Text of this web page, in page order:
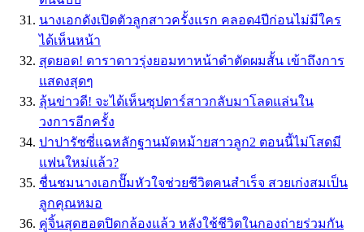
นางเอกดังเปิดตัวลูกสาวครั้งแรก คลอด4ปีก่อนไม่มีใคร
ได้เห็นหน้า
สุดยอด! ดาราดาวรุ่งยอมทาหน้าดำตัดผมสั้น เข้าถึงการ
แสดงสุดๆ
ลุ้นข่าวดี! จะได้เห็นซุปตาร์สาวกลับมาโลดแล่นใน
วงการอีกครั้ง
ปาปารัซซี่แฉหลักฐานมัดหม้ายสาวลูก2 ตอนนี้ไม่โสดมี
แฟนใหม่แล้ว?
ชื่นชมนางเอกปั๊มหัวใจช่วยชีวิตคนสำเร็จ สวยเก่งสมเป็น
ลูกคุณหมอ
คู่จิ้นสุดฮอตปิดกล้องแล้ว หลังใช้ชีวิตในกองถ่ายร่วมกัน